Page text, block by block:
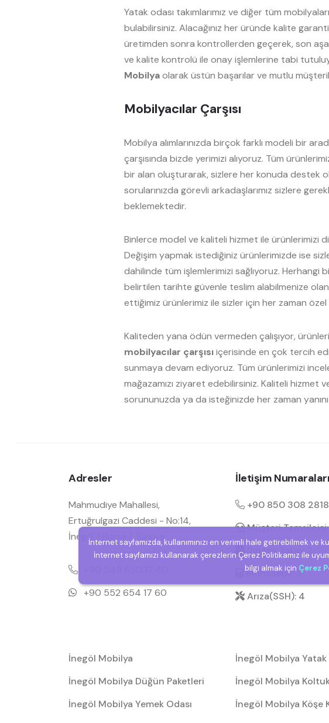
Yatak odası takımlarımız ve diğer tüm
bulabilirsiniz. Alacağınız her üründe kalite
üretimden sonra kontrollerden geçerek, son
ve kalite kontrolü ile onay işlemlerine tabi
Mobilyaolarak üstün başarılar ve mutlu
Mobilyacılar Çarşısı
Mobilya alımlarınızda birçok farklı modeli bir
çarşısında bizde yerimizi alıyoruz. Tüm
bir alan oluşturarak, sizlere her konuda destek
sorularınızda görevli arkadaşlarımız sizlere
beklemektedir.
Binlerce model ve kaliteli hizmet ile ürünlerimizi
Değişim yapmak istediğiniz ürünlerimizde ise
dahilinde tüm işlemlerimizi sağlıyoruz. Herhangi
belirtilen tarihte güvenle teslim alabilmenize
ettiğimiz ürünlerimiz ile sizler için her zaman
Kaliteden yana ödün vermeden çalışıyor,
mobilyacılar çarşısıiçerisinde en çok tercih
sunmaya devam ediyoruz. Tüm ürünlerimizi
mağazamızı ziyaret edebilirsiniz. Kaliteli hizmet
sorununuzda ya da isteğinizde her zaman
Adresler
Mahmudiye Mahallesi,
Ertuğrulgazi Caddesi - No:14,
İnegöl / Bursa / Türkiye
+90 552 654 17 60
İletişim
+90 850 308 2818
Müşteri Temsilcisi:
Sipariş Takip: 2
Muhasebe: 3
Arıza(SSH): 4
İnegöl Mobilya
İnegöl Mobilya Düğün Paketleri
İnegöl Mobilya Yemek Odası
İnegöl Mobilya Yatak
İnegöl Mobilya Koltuk
İnegöl Mobilya Köşe
İnternet sayfamızda, kullanımınızı en verimli hale getirebilmek ve
İnternet sayfamızı kullanarak çerezlerin Çerez Politikamız ile
bilgi almak için Çerez